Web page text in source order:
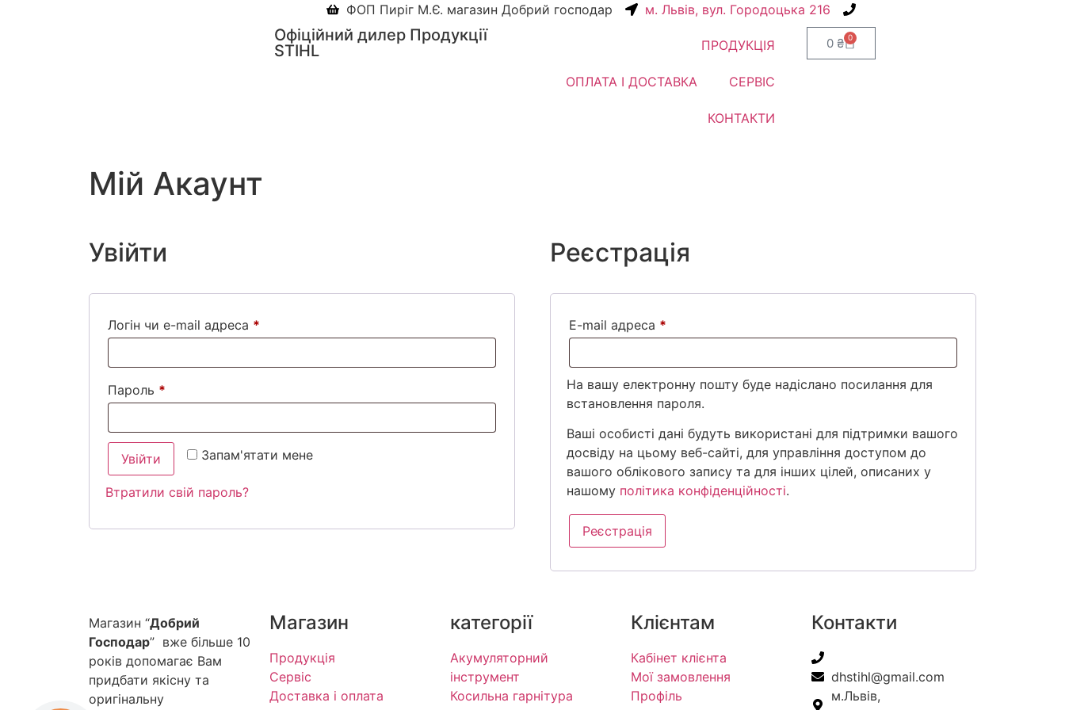
ФОП Пиріг М.Є. магазин Добрий господар м. Львів, вул. Городоцька 216
Офіційний дилер Продукції
STIHL
ПРОДУКЦІЯ
ОПЛАТА І ДОСТАВКА СЕРВІС
КОНТАКТИ
0 ₴ 0
Мій Акаунт
Увійти
Логін чи e-mail адреса *
Пароль *
Запам'ятати мене
Увійти
Втратили свій пароль?
Реєстрація
E-mail адреса *
На вашу електронну пошту буде надіслано посилання для
встановлення пароля.
Ваші особисті дані будуть використані для підтримки вашого
досвіду на цьому веб-сайті, для управління доступом до
вашого облікового запису та для інших цілей, описаних у
нашому політика конфіденційності.
Реєстрація
Магазин “Добрий
Господар” вже більше 10
років допомагає Вам
придбати якісну та
оригінальну
Магазин
Продукція
Сервіс
Доставка і оплата
категорії
Акумуляторний
інструмент
Косильна гарнітура
Клієнтам
Кабінет клієнта
Мої замовлення
Профіль
Контакти
dhstihl@gmail.com
м.Львів,